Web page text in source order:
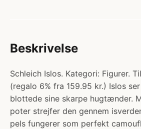
Beskrivelse
Schleich Islos. Kategori: Figurer.
(regalo 6% fra 159.95 kr.) Islos
blottede sine skarpe hugtænder.
poter strejfer den gennem
pels fungerer som perfekt